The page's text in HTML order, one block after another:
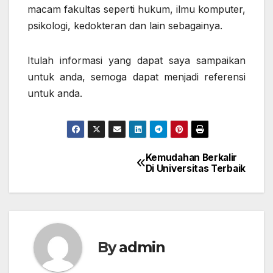
macam fakultas seperti hukum, ilmu komputer,
psikologi, kedokteran dan lain sebagainya.
Itulah informasi yang dapat saya sampaikan
untuk anda, semoga dapat menjadi referensi
untuk anda.
navigation
Kemudahan Berkalir
Di Universitas Terbaik
Byadmin